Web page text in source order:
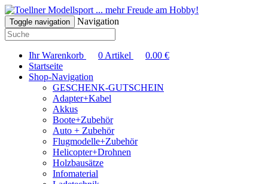
... mehr Freude am Hobby!
Toggle navigation Navigation
Ihr Warenkorb 0 Artikel 0.00 €
Startseite
Shop-Navigation
GESCHENK-GUTSCHEIN
Adapter+Kabel
Akkus
Boote+Zubehör
Auto + Zubehör
Flugmodelle+Zubehör
Helicopter+Drohnen
Holzbausätze
Infomaterial